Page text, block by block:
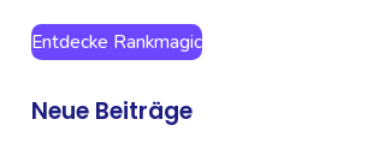
Entdecke Rankmagic
Neue Beiträge